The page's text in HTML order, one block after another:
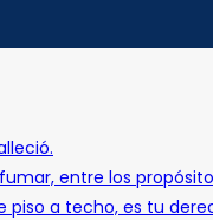
entre los
piso a techo, es tu